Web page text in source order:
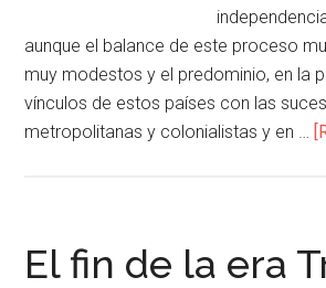
aunque el balance de este proceso
muy modestos y el predominio, en la
vínculos de estos países con las
metropolitanas y colonialistas y en …
El fin de la era